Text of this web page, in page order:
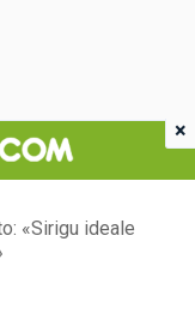
«Sirigu ideale
×